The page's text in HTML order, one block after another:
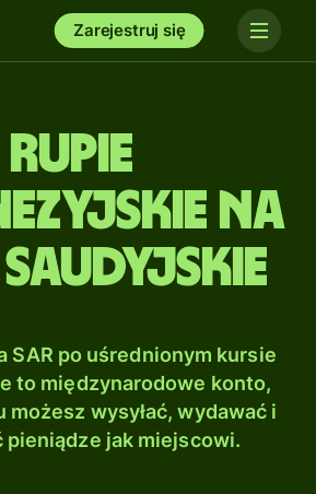
Zarejestruj się
Rupie
na
saudyjskie
SAR po uśrednionym kursie
to międzynarodowe konto,
wysyłać, wydawać i
pieniądze jak miejscowi.